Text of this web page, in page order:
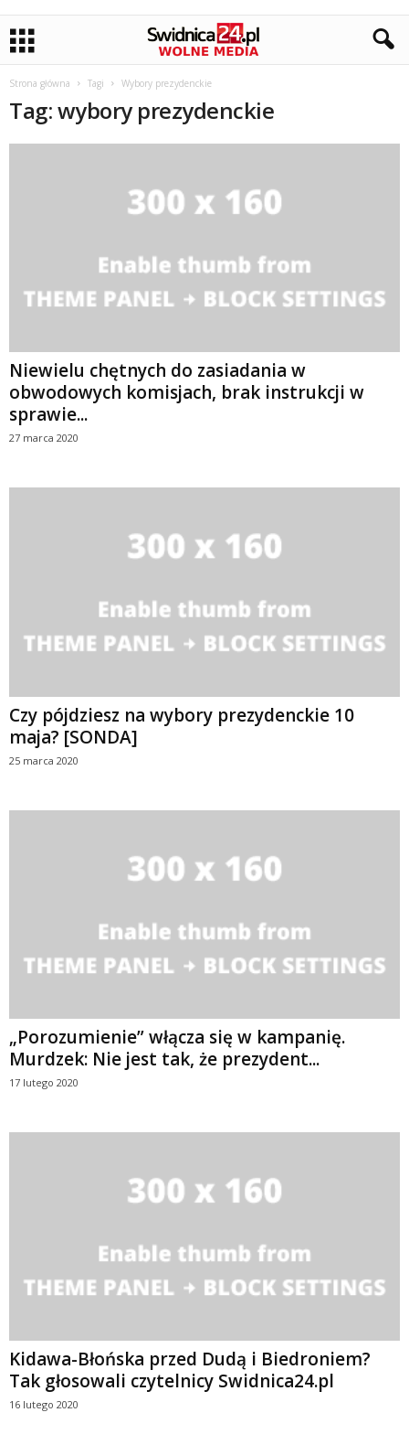
Strona główna Tagi Wybory prezydenckie
Tag: wybory prezydenckie
Niewielu chętnych do zasiadania w
obwodowych komisjach, brak instrukcji w
sprawie...
27 marca 2020
Czy pójdziesz na wybory prezydenckie 10
maja? [SONDA]
25 marca 2020
„Porozumienie” włącza się w kampanię.
Murdzek: Nie jest tak, że prezydent...
17 lutego 2020
Kidawa-Błońska przed Dudą i Biedroniem?
Tak głosowali czytelnicy Swidnica24.pl
16 lutego 2020